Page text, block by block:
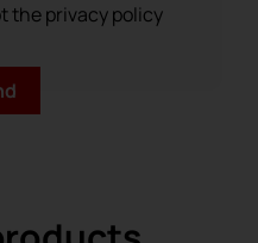
the privacy policy